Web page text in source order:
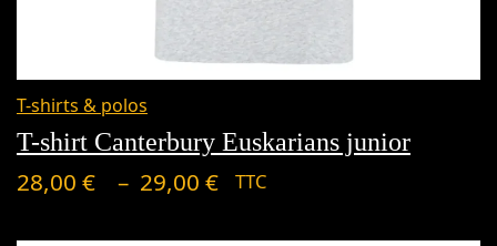
T-shirts & polos
T-shirt Canterbury Euskarians junior
28,00 € – 29,00 €
Plage
prix :
28,00 €
TTC